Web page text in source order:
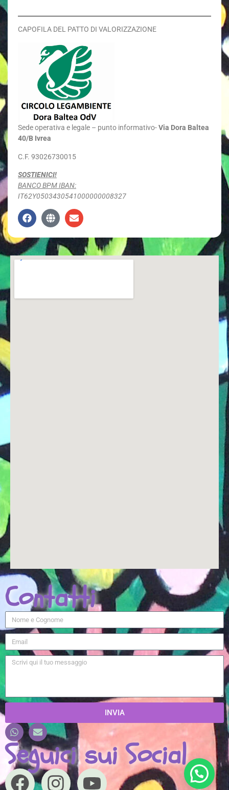
CAPOFILA DEL PATTO DI VALORIZZAZIONE
Sedeoperativa e legale – punto informativo-Via Dora Baltea
40/B Ivrea
C.F. 93026730015
SOSTIENICI!
BANCO BPM IBAN:
IT62Y0503430541000000008327
Contatti
INVIA
Seguici sui Social